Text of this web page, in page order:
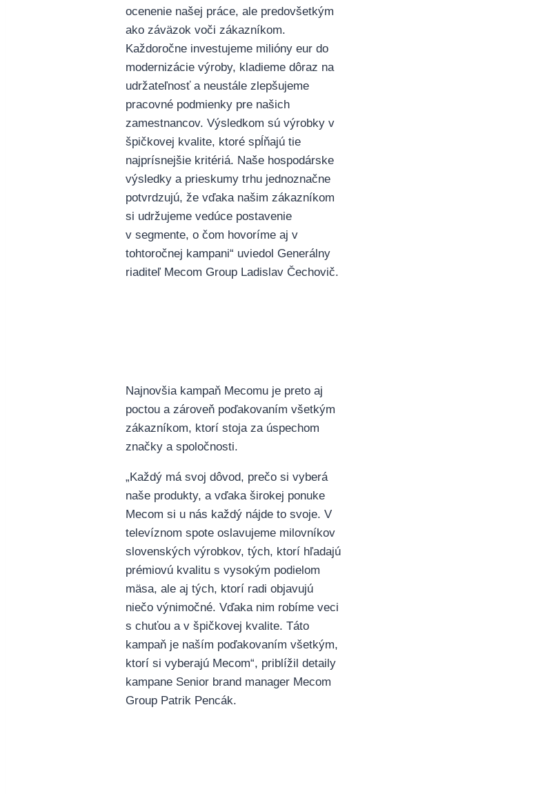
ocenenie našej práce, ale predovšetkým
ako záväzok voči zákazníkom.
Každoročne investujeme milióny eur do
modernizácie výroby, kladieme dôraz na
udržateľnosť a neustále zlepšujeme
pracovné podmienky pre našich
zamestnancov. Výsledkom sú výrobky v
špičkovej kvalite, ktoré spĺňajú tie
najprísnejšie kritériá. Naše hospodárske
výsledky a prieskumy trhu jednoznačne
potvrdzujú, že vďaka našim zákazníkom
si udržujeme vedúce postavenie
v segmente, o čom hovoríme aj v
tohtoročnej kampani“ uviedol Generálny
riaditeľ Mecom Group Ladislav Čechovič.
Najnovšia kampaň Mecomu je preto aj
poctou a zároveň poďakovaním všetkým
zákazníkom, ktorí stoja za úspechom
značky a spoločnosti.
„Každý má svoj dôvod, prečo si vyberá
naše produkty, a vďaka širokej ponuke
Mecom si u nás každý nájde to svoje. V
televíznom spote oslavujeme milovníkov
slovenských výrobkov, tých, ktorí hľadajú
prémiovú kvalitu s vysokým podielom
mäsa, ale aj tých, ktorí radi objavujú
niečo výnimočné. Vďaka nim robíme veci
s chuťou a v špičkovej kvalite. Táto
kampaň je naším poďakovaním všetkým,
ktorí si vyberajú Mecom“, priblížil detaily
kampane Senior brand manager Mecom
Group Patrik Pencák.